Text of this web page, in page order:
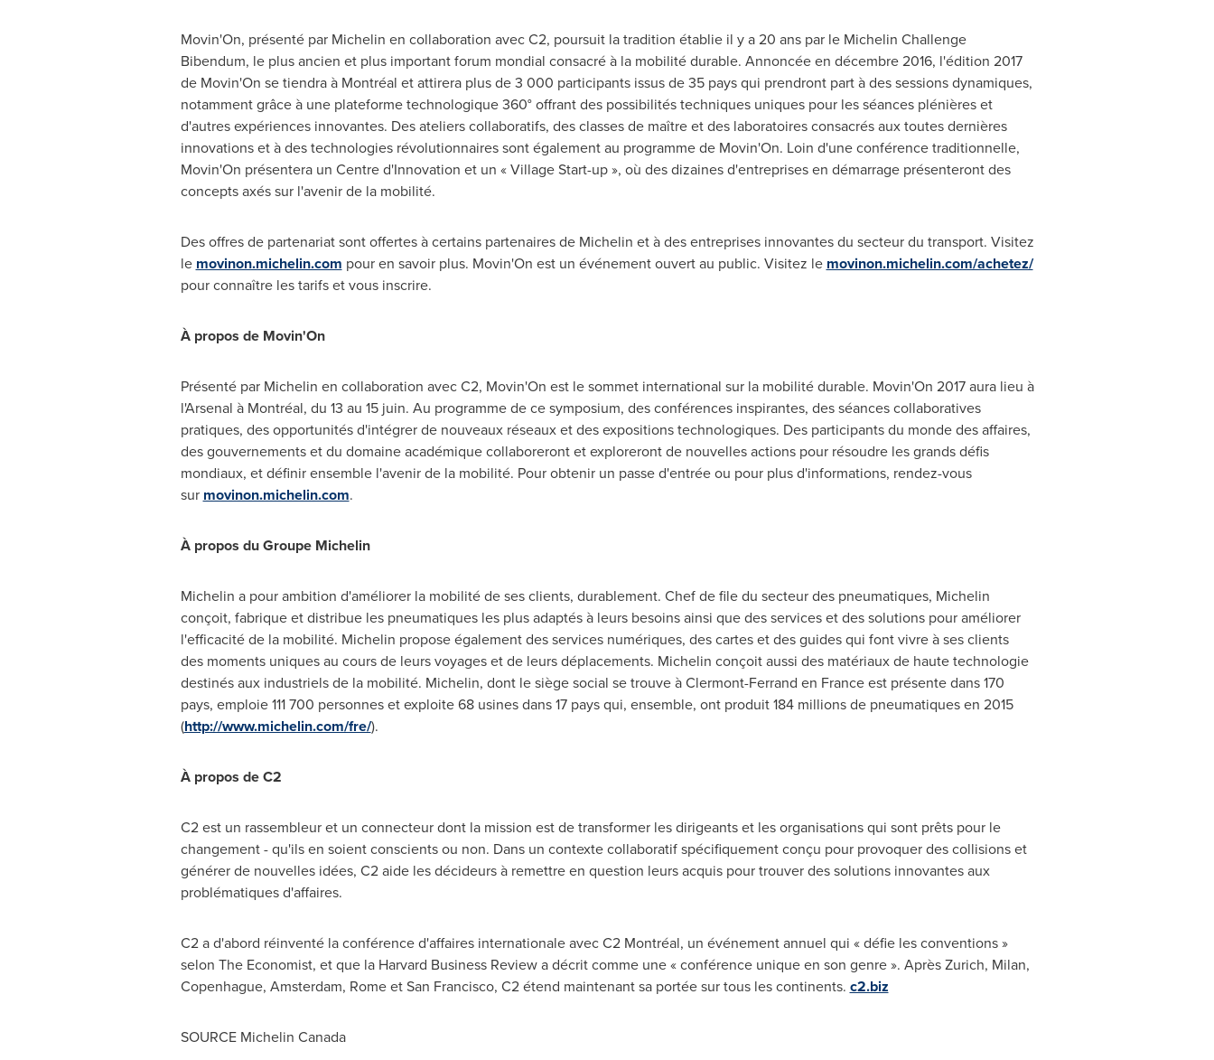
Movin'On, présenté par Michelin en collaboration avec C2, poursuit la tradition établie il y a 20 ans par le Michelin Challenge
Bibendum, le plus ancien et plus important forum mondial consacré à la mobilité durable. Annoncée en décembre 2016, l'édition 2017
de Movin'On se tiendra à Montréal et attirera plus de 3 000 participants issus de 35 pays qui prendront part à des sessions dynamiques,
notamment grâce à une plateforme technologique 360° offrant des possibilités techniques uniques pour les séances plénières et
d'autres expériences innovantes. Des ateliers collaboratifs, des classes de maître et des laboratoires consacrés aux toutes dernières
innovations et à des technologies révolutionnaires sont également au programme de Movin'On. Loin d'une conférence traditionnelle,
Movin'On présentera un Centre d'Innovation et un « Village Start-up », où des dizaines d'entreprises en démarrage présenteront des
concepts axés sur l'avenir de la mobilité.
Des offres de partenariat sont offertes à certains partenaires de Michelin et à des entreprises innovantes du secteur du transport. Visitez
le movinon.michelin.com pour en savoir plus. Movin'On est un événement ouvert au public. Visitez le movinon.michelin.com/achetez/
pour connaître les tarifs et vous inscrire.
À propos de Movin'On
Présenté par Michelin en collaboration avec C2, Movin'On est le sommet international sur la mobilité durable. Movin'On 2017 aura lieu à
l'Arsenal à Montréal, du 13 au 15 juin. Au programme de ce symposium, des conférences inspirantes, des séances collaboratives
pratiques, des opportunités d'intégrer de nouveaux réseaux et des expositions technologiques. Des participants du monde des affaires,
des gouvernements et du domaine académique collaboreront et exploreront de nouvelles actions pour résoudre les grands défis
mondiaux, et définir ensemble l'avenir de la mobilité. Pour obtenir un passe d'entrée ou pour plus d'informations, rendez-vous
sur movinon.michelin.com.
À propos du Groupe Michelin
Michelin a pour ambition d'améliorer la mobilité de ses clients, durablement. Chef de file du secteur des pneumatiques, Michelin
conçoit, fabrique et distribue les pneumatiques les plus adaptés à leurs besoins ainsi que des services et des solutions pour améliorer
l'efficacité de la mobilité. Michelin propose également des services numériques, des cartes et des guides qui font vivre à ses clients
des moments uniques au cours de leurs voyages et de leurs déplacements. Michelin conçoit aussi des matériaux de haute technologie
destinés aux industriels de la mobilité. Michelin, dont le siège social se trouve àClermont-Ferrand en Franceest présente dans 170
pays, emploie 111 700 personnes et exploite 68 usines dans 17 pays qui, ensemble, ont produit 184 millions de pneumatiques en 2015
(http://www.michelin.com/fre/).
À propos de C2
C2 est un rassembleur et un connecteur dont la mission est de transformer les dirigeants et les organisations qui sont prêts pour le
changement - qu'ils en soient conscients ou non. Dans un contexte collaboratif spécifiquement conçu pour provoquer des collisions et
générer de nouvelles idées, C2 aide les décideurs à remettre en question leurs acquis pour trouver des solutions innovantes aux
problématiques d'affaires.
C2 a d'abord réinventé la conférence d'affaires internationale avec C2 Montréal, un événement annuel qui « défie les conventions »
selon The Economist, et que la Harvard Business Review a décrit comme une « conférence unique en son genre ». AprèsZurich, Milan,
Copenhague, Amsterdam, RomeetSan Francisco, C2 étend maintenant sa portée sur tous les continents. c2.biz
SOURCE Michelin Canada